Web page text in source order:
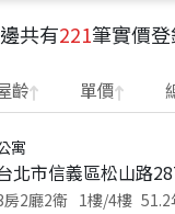
共有221筆實價
齡 單價
寓
北市信義區松山路
房2廳2衛 1樓/4樓 51.2